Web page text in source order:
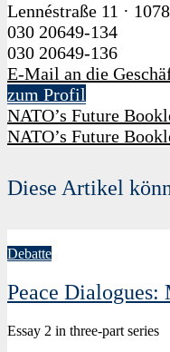
Lennéstraße 11 ·
030 20649-134
030 20649-136
E-Mail an die
zum Profil
NATO’s Future
NATO’s Future
Diese Artikel
Debatte
Peace Dialogues:
Essay 2 in three-part series